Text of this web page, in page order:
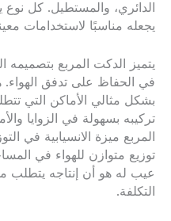
الدائري، والمستطيل. كل
يجعله مناسبًا لاستخدامات
يتميز الدكت المربع بتصميمه
في الحفاظ على تدفق
بشكل مثالي الأماكن التي
تركيبه بسهولة في الزوايا
المربع ميزة الانسيابية في
توزيع متوازن للهواء في
عيب له هو أن إنتاجه يتطلب
التكلفة.